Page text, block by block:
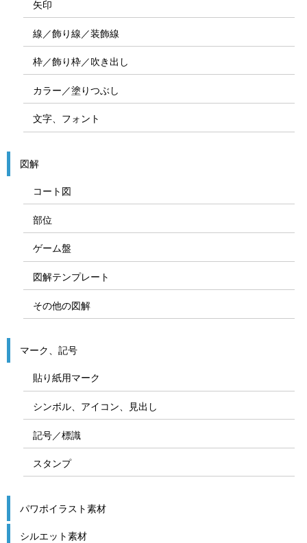
矢印
線／飾り線／装飾線
枠／飾り枠／吹き出し
カラー／塗りつぶし
文字、フォント
図解
コート図
部位
ゲーム盤
図解テンプレート
その他の図解
マーク、記号
貼り紙用マーク
シンボル、アイコン、見出し
記号／標識
スタンプ
パワポイラスト素材
シルエット素材